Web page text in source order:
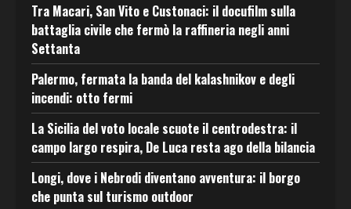
Tra Macari, San Vito e Custonaci: il docufilm sulla
battaglia civile che fermò la raffineria negli anni
Settanta
Palermo, fermata la banda del kalashnikov e degli
incendi: otto fermi
La Sicilia del voto locale scuote il centrodestra: il
campo largo respira, De Luca resta ago della bilancia
Longi, dove i Nebrodi diventano avventura: il borgo
che punta sul turismo outdoor